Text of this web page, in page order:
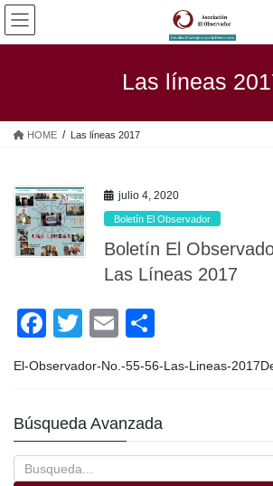
Saltar
contenido
Saltar
la
Las líneas
HOME Las líneas 2017
julio 4, 2020
Boletín El Observador
Boletín El
Las Líneas 2017
F
c
b
o
T
wi
tt
er
E
m
ail
o
m
ar
El-Observador-No.-55-56-Las-Lineas-
Búsqueda Avanzada